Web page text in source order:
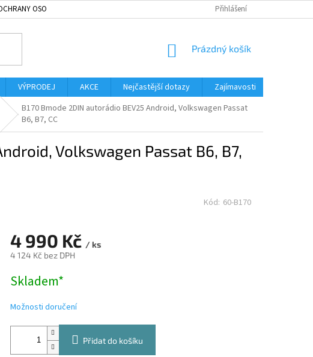
OSOBNÍCH ÚDAJŮ SLOVNÍK POJMŮ
Přihlášení
NÁKUPNÍ
Prázdný košík
VÝPRODEJ AKCE Nejčastější dotazy Zajímavosti
B170 Bmode 2DIN autorádio BEV25 Android, Volkswagen Passat
B6, B7, CC
Volkswagen Passat B6, B7,
Kód: 60-B170
4 990 Kč / ks
4 124 Kč bez DPH
cena:
Skladem*
Možnosti doručení
Přidat do košíku